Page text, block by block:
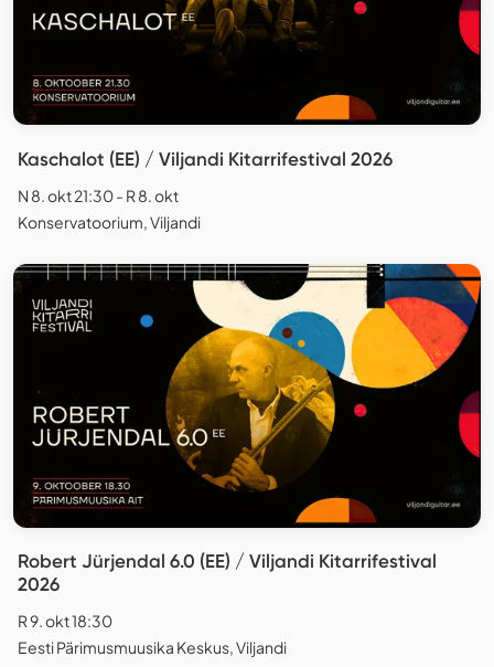
Kaschalot (EE) / Viljandi Kitarrifestival 2026
N 8. okt 21:30 - R 8. okt
Konservatoorium, Viljandi
Robert Jürjendal 6.0 (EE) / Viljandi Kitarrifestival
2026
R 9. okt 18:30
Eesti Pärimusmuusika Keskus, Viljandi